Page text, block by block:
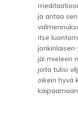
ja antaa
itse
jonkinlaisen
jäi mieleen
joita tulisi
oikein hyvä